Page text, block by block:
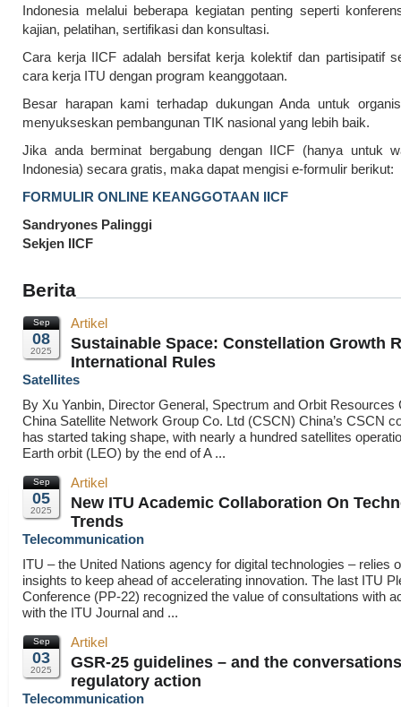
Indonesia melalui beberapa kegiatan penting seperti
kajian, pelatihan, sertifikasi dan konsultasi.
Cara kerja IICF adalah bersifat kerja kolektif dan partisipatif
cara kerja ITU dengan program keanggotaan.
Besar harapan kami terhadap dukungan Anda untuk
menyukseskan pembangunan TIK nasional yang lebih baik.
Jika anda berminat bergabung dengan IICF (hanya untuk
Indonesia) secara gratis, maka dapat mengisi e-formulir berikut:
FORMULIR ONLINE KEANGGOTAAN IICF
Sandryones Palinggi
Sekjen IICF
Berita
Sep
08
2025
Artikel
Sustainable Space: Constellation Growth
International Rules
Satellites
By Xu Yanbin, Director General, Spectrum and Orbit Resources
China Satellite Network Group Co. Ltd (CSCN) China’s CSCN
has started taking shape, with nearly a hundred satellites
Earth orbit (LEO) by the end of A ...
Sep
05
2025
Artikel
New ITU Academic Collaboration On
Trends
Telecommunication
ITU – the United Nations agency for digital technologies – relies
insights to keep ahead of accelerating innovation. The last ITU
Conference (PP-22) recognized the value of consultations with
with the ITU Journal and ...
Sep
03
2025
Artikel
GSR-25 guidelines – and the
regulatory action
Telecommunication